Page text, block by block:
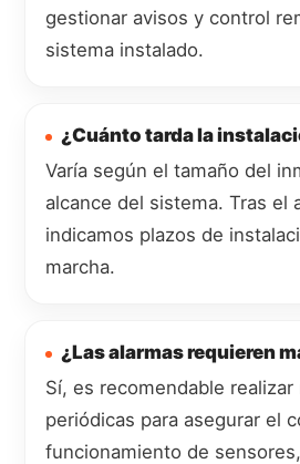
gestionar avisos y control
sistema instalado.
¿Cuánto tarda la
Varía según el tamaño del
alcance del sistema. Tras el
indicamos plazos de
marcha.
¿Las alarmas requieren
Sí, es recomendable realizar
periódicas para asegurar el
funcionamiento de